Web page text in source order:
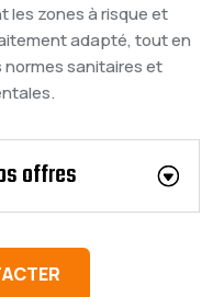
les zones à risque et
adapté, tout en
sanitaires et
offres